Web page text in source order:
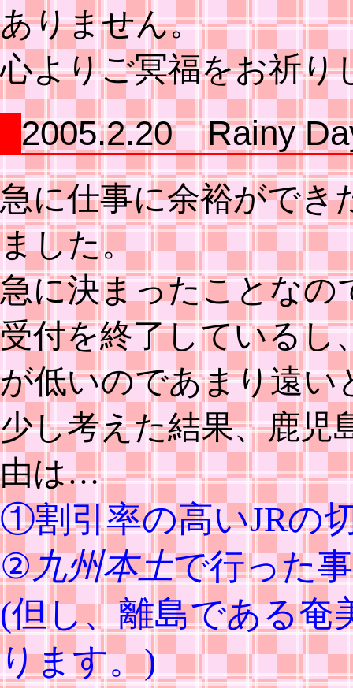
ありません。
心よりご冥福をお祈り
2005.2.20 Rainy
急に仕事に余裕ができ
ました。
急に決まったことなの
受付を終了しているし
が低いのであまり遠い
少し考えた結果、鹿児
由は…
①割引率の高いJRの
②九州本土で行った
(但し、離島である奄
ります。)